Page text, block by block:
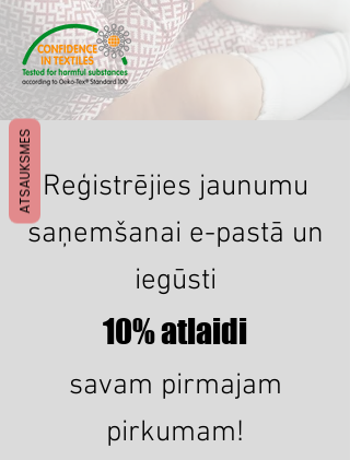
Reģistrējies jaunumu
saņemšanai e-pastā un
iegūsti
10% atlaidi
savam pirmajam
pirkumam!
ATSAUKSMES